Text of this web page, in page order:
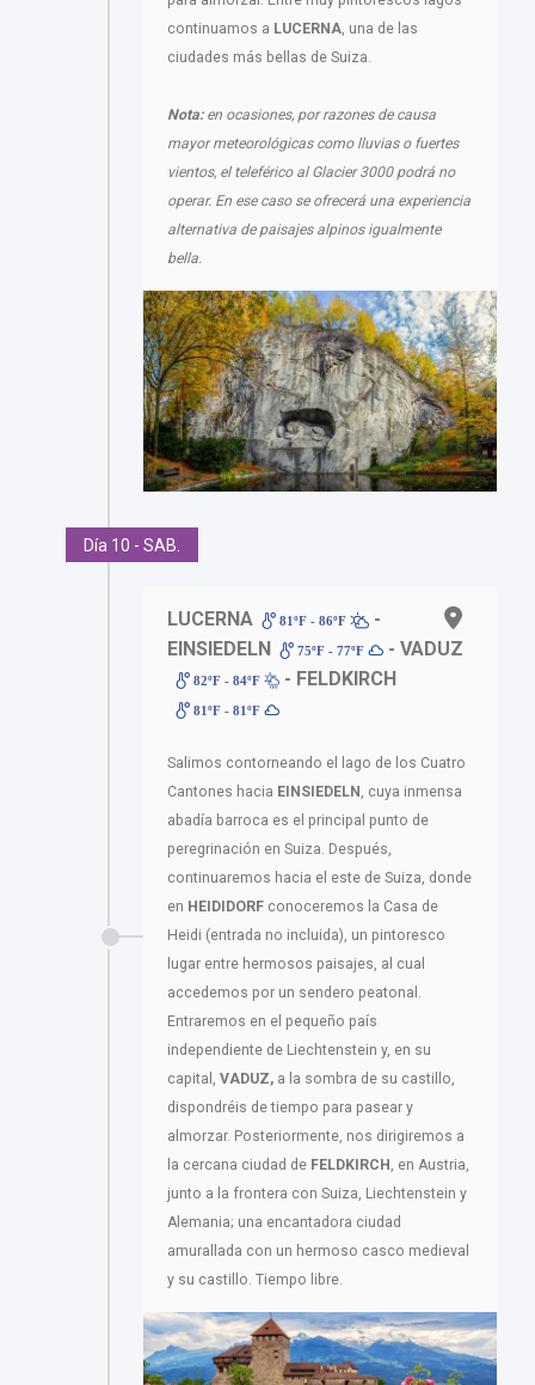
continuamos a LUCERNA, una de las
ciudades más bellas de Suiza.
Nota:en ocasiones, por razones de causa
mayor meteorológicas como lluvias o fuertes
vientos, el teleférico al Glacier 3000 podrá no
operar. En ese caso se ofrecerá una experiencia
alternativa de paisajes alpinos igualmente
bella.
Día 10 - SAB.
LUCERNA 81ºF - 86ºF
-
EINSIEDELN
75ºF - 77ºF - VADUZ
82ºF - 84ºF - FELDKIRCH
81ºF - 81ºF
Salimos contorneando el lago de los Cuatro
Cantones hacia EINSIEDELN , cuya inmensa
abadía barroca es el principal punto de
peregrinación en Suiza. Después,
continuaremos hacia el este de Suiza, donde
en HEIDIDORF conoceremos la Casa de
Heidi (entrada no incluida), un pintoresco
lugar entre hermosos paisajes, al cual
accedemos por un sendero peatonal.
Entraremos en el pequeño país
independiente de Liechtenstein y, en su
capital, VADUZ, a la sombra de su castillo,
dispondréis de tiempo para pasear y
almorzar. Posteriormente, nos dirigiremos a
la cercana ciudad de FELDKIRCH , en Austria,
junto a la frontera con Suiza, Liechtenstein y
Alemania; una encantadora ciudad
amurallada con un hermoso casco medieval
y su castillo. Tiempo libre.